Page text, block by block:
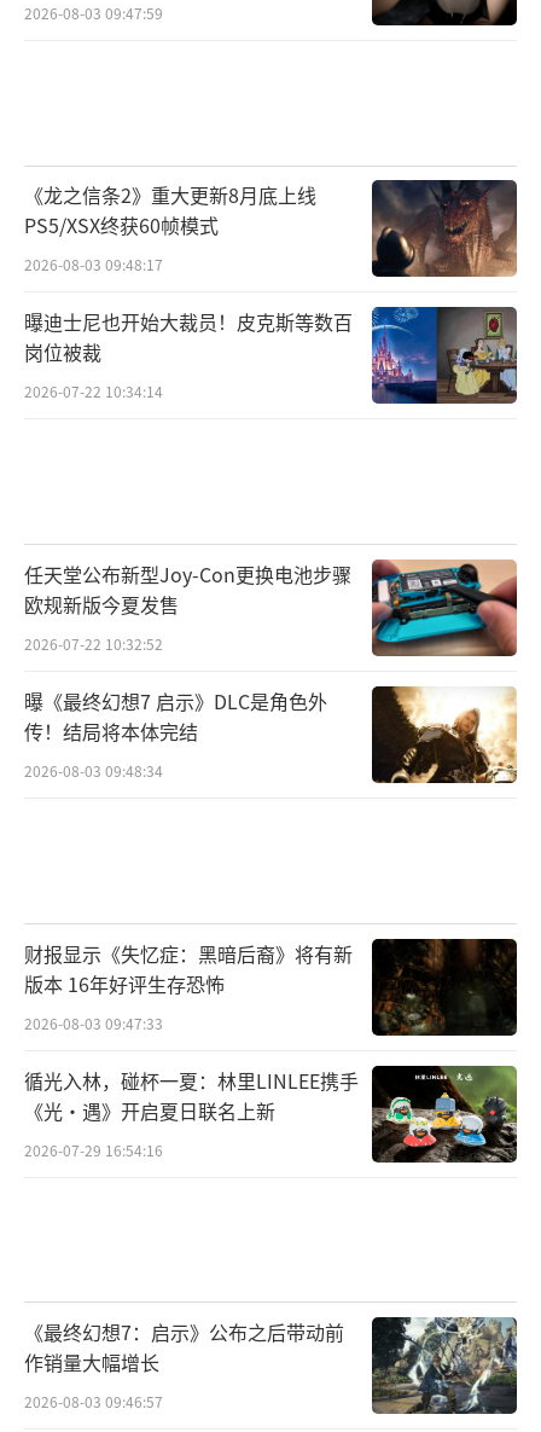
2026-08-03 09:47:59
《龙之信条2》重大更新8月底上线
PS5/XSX终获60帧模式
2026-08-03 09:48:17
曝迪士尼也开始大裁员！皮克斯等数百
岗位被裁
2026-07-22 10:34:14
任天堂公布新型Joy-Con更换电池步骤
欧规新版今夏发售
2026-07-22 10:32:52
曝《最终幻想7 启示》DLC是角色外
传！结局将本体完结
2026-08-03 09:48:34
财报显示《失忆症：黑暗后裔》将有新
版本 16年好评生存恐怖
2026-08-03 09:47:33
循光入林，碰杯一夏：林里LINLEE携手
《光·遇》开启夏日联名上新
2026-07-29 16:54:16
《最终幻想7：启示》公布之后带动前
作销量大幅增长
2026-08-03 09:46:57